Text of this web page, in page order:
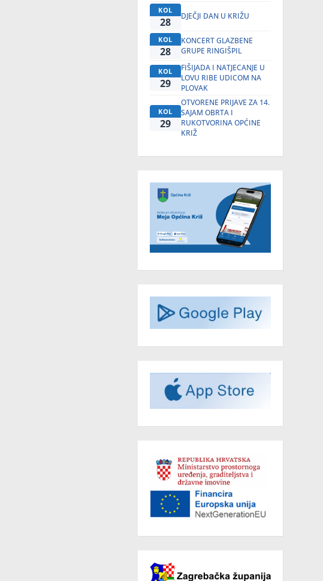
KOL
28 DJEČJI DAN U KRIŽU
KOL
28
KONCERT GLAZBENE
GRUPE RINGIŠPIL
KOL
29
FIŠIJADA I NATJECANJE U
LOVU RIBE UDICOM NA
PLOVAK
KOL
29
OTVORENE PRIJAVE ZA 14.
SAJAM OBRTA I
RUKOTVORINA OPĆINE
KRIŽ